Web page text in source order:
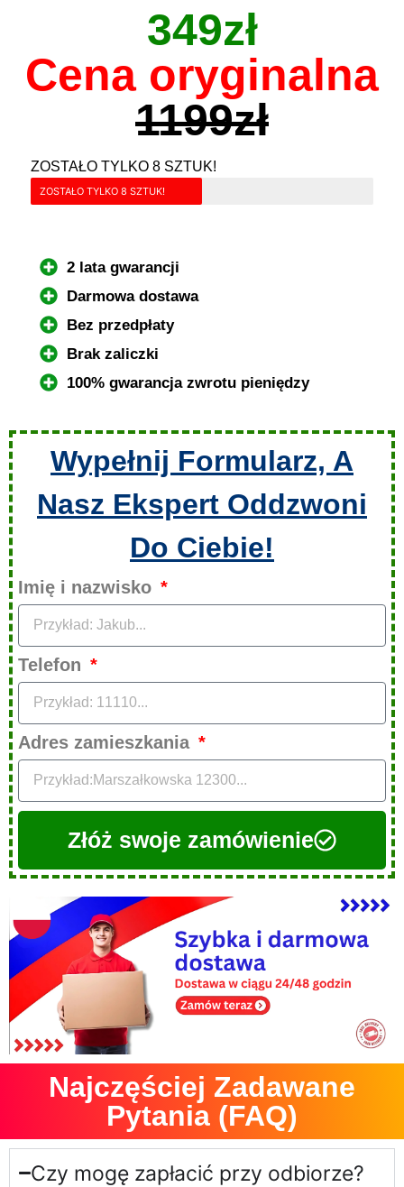
349zł
Cena oryginalna
1199zł
ZOSTAŁO TYLKO 8 SZTUK!
ZOSTAŁO TYLKO 8 SZTUK!
2 lata gwarancji
Darmowa dostawa
Bez przedpłaty
Brak zaliczki
100% gwarancja zwrotu pieniędzy
Wypełnij Formularz, A
Nasz Ekspert Oddzwoni
Do Ciebie!
Imię i nazwisko
Telefon
Adres zamieszkania
Złóż swoje zamówienie
Najczęściej Zadawane
Pytania (FAQ)
Czy mogę zapłacić przy odbiorze?